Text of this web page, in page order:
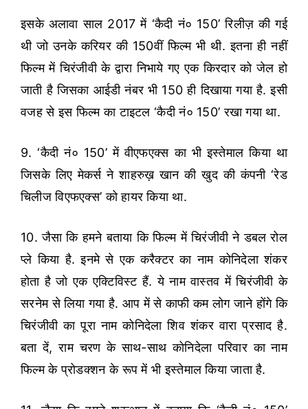
इसके अलावा साल 2017 में ‘कैदी नं० 150’ रिलीज़ की गई
थी जो उनके करियर की 150वीं फिल्म भी थी. इतना ही नहीं
फिल्म में चिरंजीवी के द्वारा निभाये गए एक किरदार को जेल हो
जाती है जिसका आईडी नंबर भी 150 ही दिखाया गया है. इसी
वजह से इस फिल्म का टाइटल ‘कैदी नं० 150’ रखा गया था.
9. ‘कैदी नं० 150’ में वीएफएक्स का भी इस्तेमाल किया था
जिसके लिए मेकर्स ने शाहरुख़ खान की खुद की कंपनी ‘रेड
चिलीज विएफएक्स’ को हायर किया था.
10. जैसा कि हमने बताया कि फिल्म में चिरंजीवी ने डबल रोल
प्ले किया है. इनमे से एक करैक्टर का नाम कोनिदेला शंकर
होता है जो एक एक्टिविस्ट हैं. ये नाम वास्तव में चिरंजीवी के
सरनेम से लिया गया है. आप में से काफी कम लोग जाने होंगे कि
चिरंजीवी का पूरा नाम कोनिदेला शिव शंकर वारा प्रसाद है.
बता दें, राम चरण के साथ-साथ कोनिदेला परिवार का नाम
फिल्म के प्रोडक्शन के रूप में भी इस्तेमाल किया जाता है.